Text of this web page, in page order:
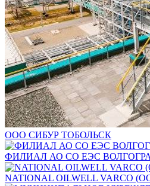
ООО СИБУР ТОБОЛЬСК
ФИЛИАЛ АО СО ЕЭС
NATIONAL OILWELL VARCO